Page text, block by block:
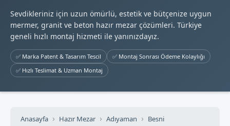
Sevdikleriniz için uzun ömürlü, estetik ve bütçenize uygun
mermer, granit ve beton hazır mezar çözümleri. Türkiye
geneli hızlı montaj hizmeti ile yanınızdayız.
✅ Marka Patent & Tasarım Tescil
✅ Montaj Sonrası Ödeme Kolaylığı
✅ Hızlı Teslimat & Uzman Montaj
Anasayfa Hazır Mezar Adıyaman
Besni